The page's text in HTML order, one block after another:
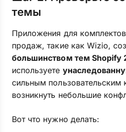
темы
Приложения для
продаж, такие как Wizio,
большинством тем Shopify
используете
сильным пользовательским
возникнуть небольшие
Вот что нужно делать: